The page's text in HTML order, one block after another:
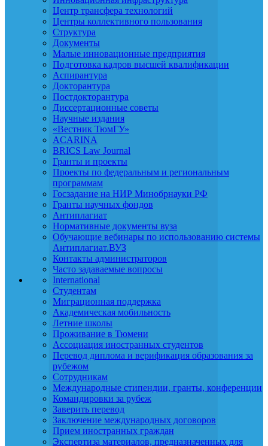
Центр трансфера технологий
Центры коллективного пользования
Структура
Документы
Малые инновационные предприятия
Подготовка кадров высшей квалификации
Аспирантура
Докторантура
Постдокторантура
Диссертационные советы
Научные издания
«Вестник ТюмГУ»
ACARINA
BRICS Law Journal
Гранты и проекты
Проекты по федеральным и региональным
программам
Госзадание на НИР Минобрнауки РФ
Гранты научных фондов
Антиплагиат
Нормативные документы вуза
Обучающие вебинары по использованию системы
Антиплагиат.ВУЗ
Контакты администраторов
Часто задаваемые вопросы
International
Студентам
Миграционная поддержка
Академическая мобильность
Летние школы
Проживание в Тюмени
Ассоциация иностранных студентов
Перевод диплома и верификация образования за
рубежом
Сотрудникам
Международные стипендии, гранты, конференции
Командировки за рубеж
Заверить перевод
Заключение международных договоров
Прием иностранных граждан
Экспертиза материалов, предназначенных для